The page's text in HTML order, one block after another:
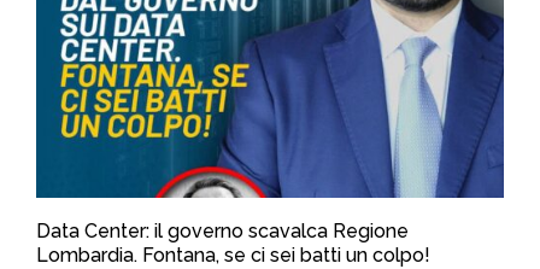
Data Center: il governo scavalca Regione
Lombardia. Fontana, se ci sei batti un colpo!